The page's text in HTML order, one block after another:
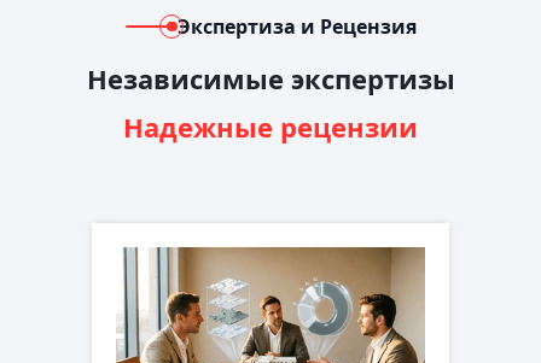
Экспертиза и Рецензия
Независимые экспертизы
Надежные рецензии